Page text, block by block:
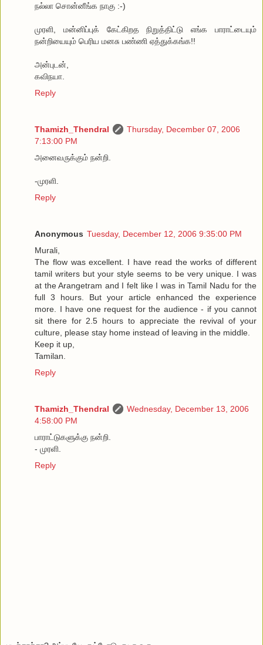
நல்லா சொன்னீங்க நாகு :-)
முரளி, மன்னிப்புக் கேட்கிறத நிறுத்திட்டு எங்க பாராட்டையும்
நன்றியையும் பெரிய மனசு பண்ணி ஏத்துக்கங்க!!
அன்புடன்,
கவிநயா.
Reply
Thamizh_Thendral
Thursday, December 07, 2006
7:13:00 PM
அனைவருக்கும் நன்றி.
-முரளி.
Reply
Anonymous Tuesday, December 12, 2006 9:35:00 PM
Murali,
The flow was excellent. I have read the works of different
tamil writers but your style seems to be very unique. I was
at the Arangetram and I felt like I was in Tamil Nadu for the
full 3 hours. But your article enhanced the experience
more. I have one request for the audience - if you cannot
sit there for 2.5 hours to appreciate the revival of your
culture, please stay home instead of leaving in the middle.
Keep it up,
Tamilan.
Reply
Thamizh_Thendral
Wednesday, December 13, 2006
4:58:00 PM
பாராட்டுகளுக்கு நன்றி.
- முரளி.
Reply